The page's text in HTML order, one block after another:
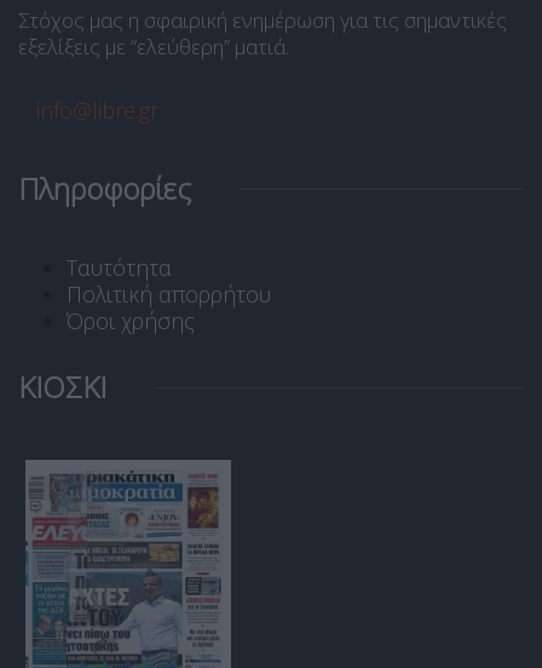
Στόχος μας η σφαιρική ενημέρωση για τις σημαντικές
εξελίξεις με “ελεύθερη” ματιά.
info@libre.gr
Πληροφορίες
Ταυτότητα
Πολιτική απορρήτου
Όροι χρήσης
ΚΙΟΣΚΙ